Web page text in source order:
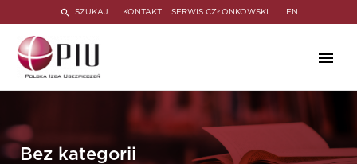
SZUKAJ KONTAKT SERWIS CZŁONKOWSKI EN
Bez kategorii